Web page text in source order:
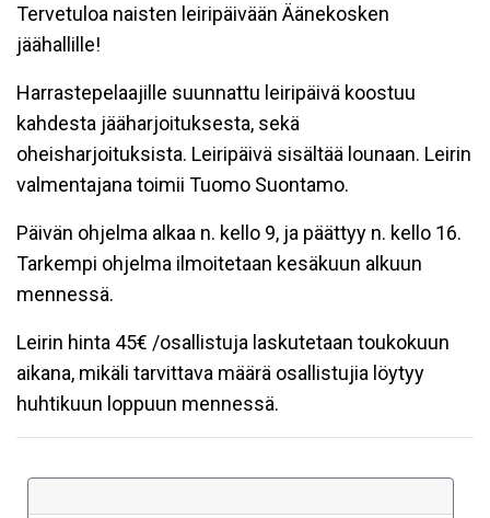
Tervetuloa naisten leiripäivään Äänekosken
jäähallille!
Harrastepelaajille suunnattu leiripäivä koostuu
kahdesta jääharjoituksesta, sekä
oheisharjoituksista. Leiripäivä sisältää lounaan. Leirin
valmentajana toimii Tuomo Suontamo.
Päivän ohjelma alkaa n. kello 9, ja päättyy n. kello 16.
Tarkempi ohjelma ilmoitetaan kesäkuun alkuun
mennessä.
Leirin hinta 45€ /osallistuja laskutetaan toukokuun
aikana, mikäli tarvittava määrä osallistujia löytyy
huhtikuun loppuun mennessä.